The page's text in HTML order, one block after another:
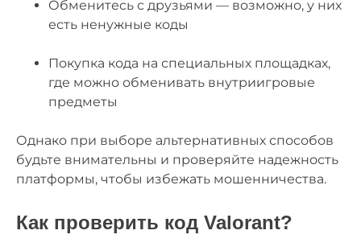
Обменитесь с друзьями — возможно, у них
есть ненужные коды
Покупка кода на специальных площадках,
где можно обменивать внутриигровые
предметы
Однако при выборе альтернативных способов
будьте внимательны и проверяйте надежность
платформы, чтобы избежать мошенничества.
Как проверить код Valorant?